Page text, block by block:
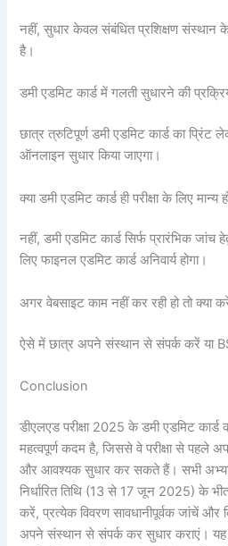
नहीं, सुधार केवल संबंधित प्रशिक्षण संस्थान
है।
डमी एडमिट कार्ड में गलती सुधारने की
छात्र त्रुटिपूर्ण डमी एडमिट कार्ड का
ऑनलाइन सुधार किया जाएगा।
क्या डमी एडमिट कार्ड ही परीक्षा के लिए मान्य
नहीं, डमी एडमिट कार्ड सिर्फ प्रारंभिक जांच
लिए फाइनल एडमिट कार्ड अनिवार्य होगा।
अगर वेबसाइट काम नहीं कर रही हो तो क्या
ऐसे में छात्र अपने संस्थान से संपर्क करें या
Conclusion
डीएलएड परीक्षा 2025 के डमी एडमिट
महत्वपूर्ण कदम है, जिससे वे परीक्षा से पहले
और आवश्यक सुधार कर सकते हैं। सभी
निर्धारित तिथि (13 से 17 जून 2025) के
करें, प्रत्येक विवरण सावधानीपूर्वक जांचें और
अपने संस्थान से संपर्क कर सुधार कराएं। यह